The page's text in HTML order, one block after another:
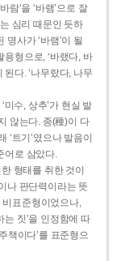
람’을 ‘바램’으로 잘
심리 때문인 듯하
명사가 ‘바램’이 될
용형으로, ‘바랬다, 바
된다. ‘나무랐다, 나무
미수, 상추’가 현실 발
않는다. 종(種)이 다
‘트기’였으나 발음이
어로 삼았다.
형태를 취한 것이
나 판단력이라는 뜻
비표준형이었으나,
는 짓’을 인정함에 따
책이다’를 표준형으